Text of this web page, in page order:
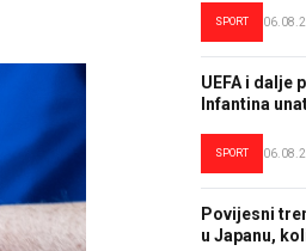
SPORT
UEFA i dalje
Infantina
SPORT
Povijesni
u Japanu,